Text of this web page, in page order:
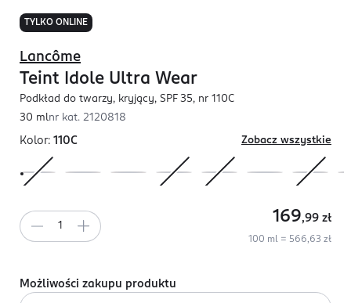
TYLKO ONLINE
Lancôme
Teint Idole Ultra Wear
Podkład do twarzy, kryjący, SPF 35, nr 110C
30 mlnr kat. 2120818
Kolor: 110C Zobacz wszystkie
169,99 zł
100 ml = 566,63 zł
Możliwości zakupu produktu